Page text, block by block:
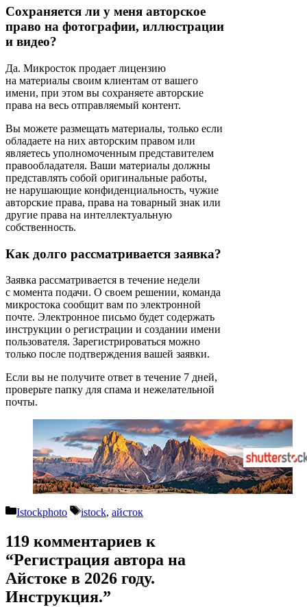
Сохраняется ли у меня авторское
право на фотографии, иллюстрации
и видео?
Да. Микросток продает лицензию
на материалы своим клиентам от вашего
имени, при этом вы сохраняете авторские
права на весь отправляемый контент.
Вы можете размещать материалы, только если
обладаете на них авторским правом или
являетесь уполномоченным представителем
правообладателя. Ваши материалы должны
представлять собой оригинальные работы,
не нарушающие конфиденциальность, чужие
авторские права, права на товарный знак или
другие права на интеллектуальную
собственность.
Как долго рассматривается заявка?
Заявка рассматривается в течение недели
с момента подачи. О своем решении, команда
микростока сообщит вам по электронной
почте. Электронное письмо будет содержать
инструкции о регистрации и создании имени
пользователя. Зарегистрироваться можно
только после подтверждения вашей заявки.
Если вы не получите ответ в течение 7 дней,
проверьте папку для спама и нежелательной
почты.
Рубрики
Istockphoto Метки
istock, айсток
119 комментариев к
“Регистрация автора на
Айстоке в 2026 году.
Инструкция.”